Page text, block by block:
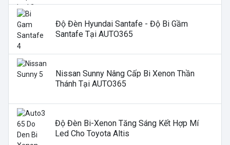
Độ Đèn Hyundai Santafe - Độ Bi Gầm
Santafe Tại AUTO365
Nissan Sunny Nâng Cấp Bi Xenon Thần
Thánh Tại AUTO365
Độ Đèn Bi-Xenon Tăng Sáng Kết Hợp Mí
Led Cho Toyota Altis